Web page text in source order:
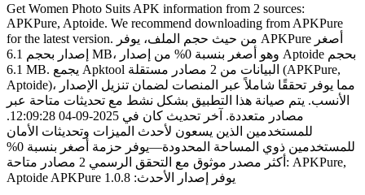
Get Women Photo Suits APK information from 2 sources:
APKPure, Aptoide. We recommend downloading from APKPure
for the latest version. من حيث حجم الملف، يوفر APKPure أصغر
إصدار بحجم 6.1 MB، وهو أصغر بنسبة 0% من إصدار Aptoide بحجم
6.1 MB. يجمع Apktool البيانات من 2 مصادر مستقلة (APKPure,
Aptoide)، مما يوفر تحققًا شاملاً عبر المنصات لضمان تنزيل الإصدار
الأنسب. يتم صيانة هذا التطبيق بشكل نشط مع تحديثات متاحة عبر
مصادر متعددة. آخر تحديث كان في 2025-09-04 12:09:28.
للمستخدمين الذين يسعون لأحدث الميزات وتحديثات الأمان
للمستخدمين ذوي المساحة المحدودة—يوفر حزمة أصغر بنسبة 0%
أكثر مصدر موثوق مع التحقق الرسمي 2 مصادر متاحة: APKPure,
Aptoide APKPure يوفر إصدار الأحدث: 1.0.8